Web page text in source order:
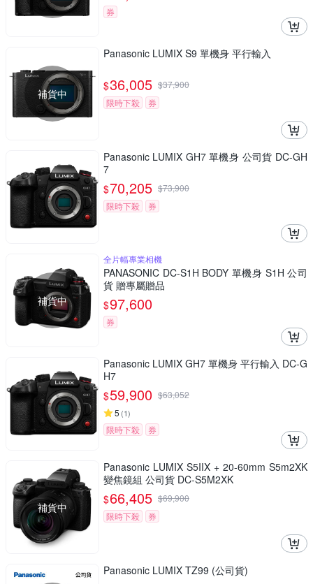
券
補貨中
Panasonic LUMIX S9 單機身 平行輸入
$36,005 $37,900
限時下殺
券
Panasonic LUMIX GH7 單機身 公司貨 DC-GH
7
$70,205 $73,900
限時下殺
券
補貨中
全片幅專業相機
PANASONIC DC-S1H BODY 單機身 S1H 公司
貨 贈專屬贈品
$97,600
券
Panasonic LUMIX GH7 單機身 平行輸入 DC-G
H7
$59,900 $63,052
5 (1)
限時下殺 券
補貨中
Panasonic LUMIX S5IIX + 20-60mm S5m2XK
變焦鏡組 公司貨 DC-S5M2XK
$66,405 $69,900
限時下殺
券
Panasonic LUMIX TZ99 (公司貨)